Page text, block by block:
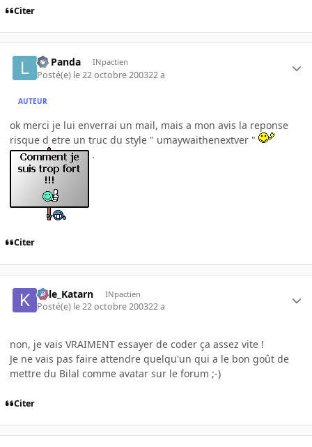
Citer
Le Panda INpactien
Posté(e) le 22 octobre 200322 a
AUTEUR
ok merci je lui enverrai un mail, mais a mon avis la reponse
risque d etre un truc du style " umaywaithenextver "
.
Citer
Kyle_Katarn INpactien
Posté(e) le 22 octobre 200322 a
non, je vais VRAIMENT essayer de coder ça assez vite !
Je ne vais pas faire attendre quelqu'un qui a le bon goût de
mettre du Bilal comme avatar sur le forum ;-)
Citer